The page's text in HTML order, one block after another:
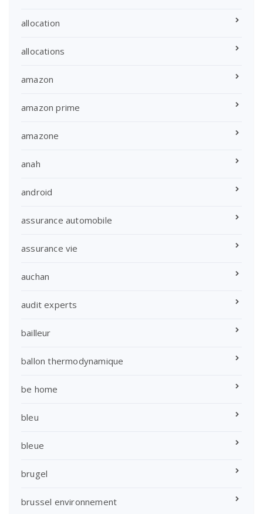
allocation
allocations
amazon
amazon prime
amazone
anah
android
assurance automobile
assurance vie
auchan
audit experts
bailleur
ballon thermodynamique
be home
bleu
bleue
brugel
brussel environnement